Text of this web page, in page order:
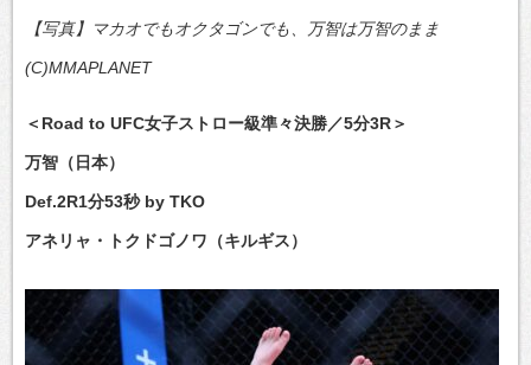
【写真】マカオでもオクタゴンでも、万智は万智のまま
(C)MMAPLANET
＜Road to UFC女子ストロー級準々決勝／5分3R＞
万智（日本）
Def.2R1分53秒 by TKO
アネリャ・トクドゴノワ（キルギス）